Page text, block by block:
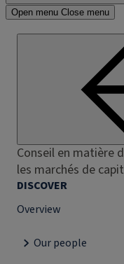
Open menu Close menu
Conseil en matière
les marchés de
DISCOVER
Overview
Our people